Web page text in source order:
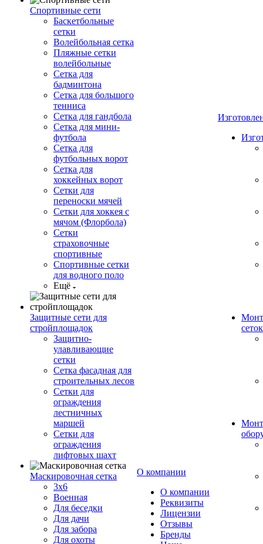
Спортивные сети
Баскетбольные
сетки
Волейбольная сетка
Пляжные сетки
волейбольные
Сетка для
бадминтона
Сетка для большого
тенниса
Сетка для гандбола
Сетка для мини-
футбола
Сетка для
футбольных ворот
Сетка для
хоккейных ворот
Сетки для
переноски мячей
Сетки для хоккея с
мячом (Флорбола)
Сетки
страховочные
спортивные
Спортивные сетки
для водного поло
Ещё
Защитные сети для
стройплощадок
Защитно-
улавливающие
сетки
Сетка фасадная для
строительных лесов
Сетки для
ограждения
лестничных
маршей
Сетки для
ограждения
лифтовых шахт
Маскировочная сетка
3х6
Военная
Для беседки
Для дачи
Для забора
Для охоты
О компании
О компании
Реквизиты
Лицензии
Отзывы
Бренды
сеток